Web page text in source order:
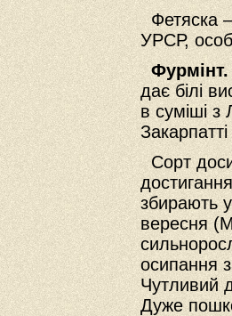
Фетяска —
УРСР,
дає білі
в суміші
Сорт
збирають
вересня
осипання
Чутливий
Дуже